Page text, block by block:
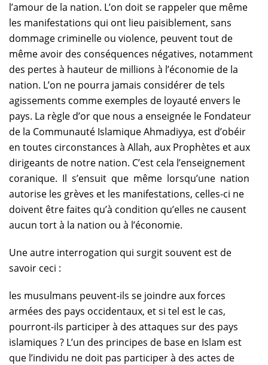
l’amour de la nation. L’on doit se rappeler que même
les manifestations qui ont lieu paisiblement, sans
dommage criminelle ou violence, peuvent tout de
même avoir des conséquences négatives, notamment
des pertes à hauteur de millions à l’économie de la
nation. L’on ne pourra jamais considérer de tels
agissements comme exemples de loyauté envers le
pays. La règle d’or que nous a enseignée le Fondateur
de la Communauté Islamique Ahmadiyya, est d’obéir
en toutes circonstances à Allah, aux Prophètes et aux
dirigeants de notre nation. C’est cela l’enseignement
coranique. Il s’ensuit que même lorsqu’une nation
autorise les grèves et les manifestations, celles-ci ne
doivent être faites qu’à condition qu’elles ne causent
aucun tort à la nation ou à l’économie.
Une autre interrogation qui surgit souvent est de
savoir ceci :
les musulmans peuvent-ils se joindre aux forces
armées des pays occidentaux, et si tel est le cas,
pourront-ils participer à des attaques sur des pays
islamiques ? L’un des principes de base en Islam est
que l’individu ne doit pas participer à des actes de